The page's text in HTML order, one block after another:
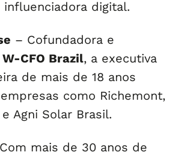
influenciadora digital.
– Cofundadora e
W-CFO Brazil, a executiva
de mais de 18 anos
como Richemont,
Agni Solar Brasil.
mais de 30 anos de